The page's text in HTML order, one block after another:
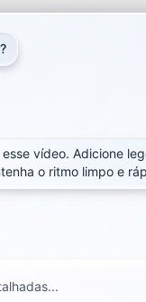
vídeo. Adicione
o ritmo limpo e
vídeo. Adicione
o ritmo limpo e